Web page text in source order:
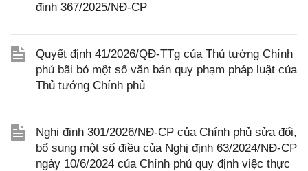
định 367/2025/NĐ-CP
Quyết định 41/2026/QĐ-TTg của Thủ tướng Chính
phủ bãi bỏ một số văn bản quy phạm pháp luật của
Thủ tướng Chính phủ
Nghị định 301/2026/NĐ-CP của Chính phủ sửa đổi,
bổ sung một số điều của Nghị định 63/2024/NĐ-CP
ngày 10/6/2024 của Chính phủ quy định việc thực